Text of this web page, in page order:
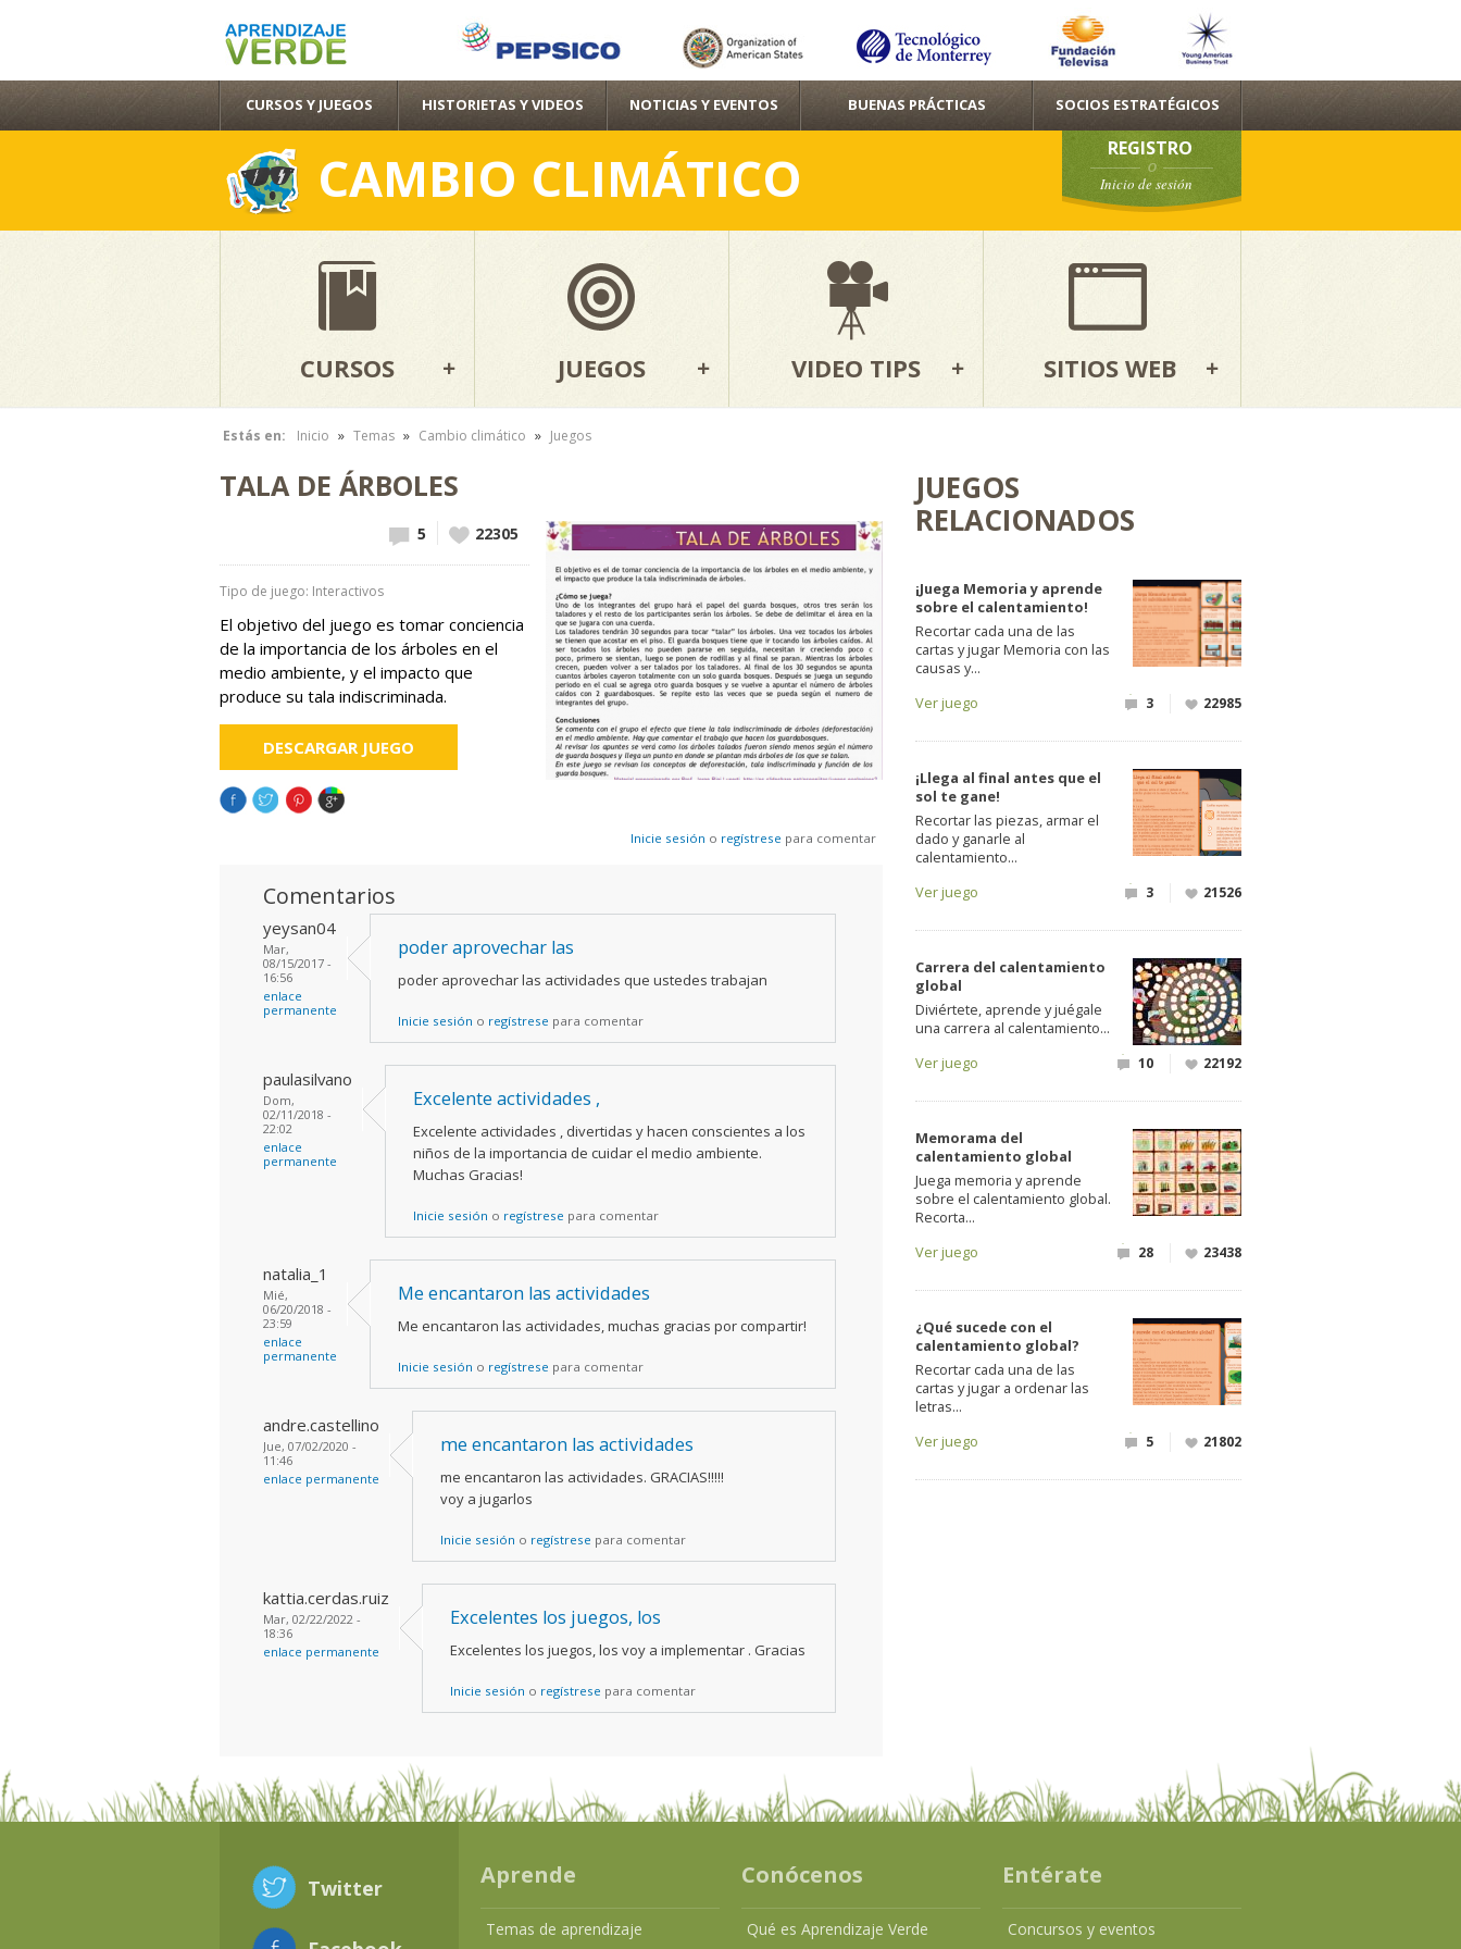
contenido
principal
CURSOS Y JUEGOS HISTORIETAS Y VIDEOS NOTICIAS Y EVENTOS BUENAS PRÁCTICAS SOCIOS ESTRATÉGICOS
REGISTRO
Inicio de sesión
CAMBIO CLIMÁTICO
CURSOS JUEGOS VIDEO TIPS SITIOS WEB
Estás en:
Se encuentra usted aquí
Inicio » Temas » Cambio climático » Juegos
TALA DE ÁRBOLES
22305
Vote up!
5
Tipo de juego: Interactivos
El objetivo del juego es tomar conciencia
de la importancia de los árboles en el
medio ambiente, y el impacto que
produce su tala indiscriminada.
DESCARGAR JUEGO
Inicie sesión o regístrese para comentar
Comentarios
yeysan04
Mar,
08/15/2017 -
16:56
enlace
permanente
poder aprovechar las
poder aprovechar las actividades que ustedes trabajan
Inicie sesión o regístrese para comentar
paulasilvano
Dom,
02/11/2018 -
22:02
enlace
permanente
Excelente actividades ,
Excelente actividades , divertidas y hacen conscientes a los
niños de la importancia de cuidar el medio ambiente.
Muchas Gracias!
Inicie sesión o regístrese para comentar
natalia_1
Mié,
06/20/2018 -
23:59
enlace
permanente
Me encantaron las actividades
Me encantaron las actividades, muchas gracias por compartir!
Inicie sesión o regístrese para comentar
andre.castellino
Jue, 07/02/2020 -
11:46
enlace permanente
me encantaron las actividades
me encantaron las actividades. GRACIAS!!!!!
voy a jugarlos
Inicie sesión o regístrese para comentar
kattia.cerdas.ruiz
Mar, 02/22/2022 -
18:36
enlace permanente
Excelentes los juegos, los
Excelentes los juegos, los voy a implementar . Gracias
Inicie sesión o regístrese para comentar
JUEGOS
RELACIONADOS
¡Juega Memoria y aprende
sobre el calentamiento!
Recortar cada una de las
cartas y jugar Memoria con las
causas y...
Ver juego
22985
3
¡Llega al final antes que el
sol te gane!
Recortar las piezas, armar el
dado y ganarle al
calentamiento...
Ver juego
21526
3
Carrera del calentamiento
global
Diviértete, aprende y juégale
una carrera al calentamiento...
Ver juego
22192
10
Memorama del
calentamiento global
Juega memoria y aprende
sobre el calentamiento global.
Recorta...
Ver juego
23438
28
¿Qué sucede con el
calentamiento global?
Recortar cada una de las
cartas y jugar a ordenar las
letras...
Ver juego
21802
5
Twitter Aprende
Temas de aprendizaje
Conócenos
Qué es Aprendizaje Verde
Entérate
Concursos y eventos